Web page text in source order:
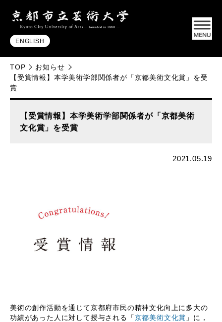
ENGLISH
TOP
お知らせ
【受賞情報】本学美術学部関係者が「京都美術文化賞」を受
賞
【受賞情報】本学美術学部関係者が「京都美術
文化賞」を受賞
2021.05.19
美術の創作活動を通じて京都府市民の精神文化向上に多大の
功績があった人に対して授与される「 京都美術文化賞 」に，